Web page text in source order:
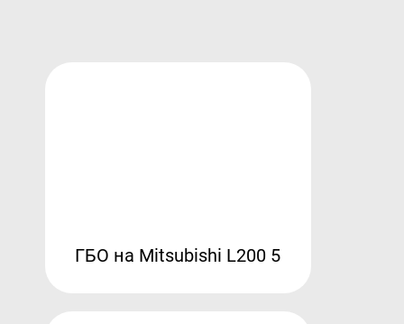
ГБО на Mitsubishi L200 5